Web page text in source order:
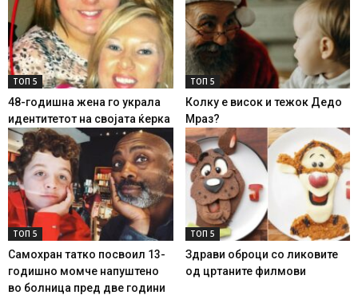
ТОП 5
48-годишна жена го украла
идентитетот на својата ќерка
ТОП 5
Колку е висок и тежок Дедо
Мраз?
ТОП 5
Самохран татко посвоил 13-
годишно момче напуштено
во болница пред две години
ТОП 5
Здрави оброци со ликовите
од цртаните филмови